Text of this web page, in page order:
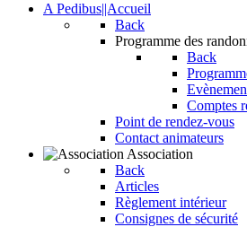
A Pedibus||Accueil
Back
Programme des
Back
Comptes
Point de rendez-vous
Contact animateurs
Association
Back
Articles
Règlement intérieur
Consignes de sécurité